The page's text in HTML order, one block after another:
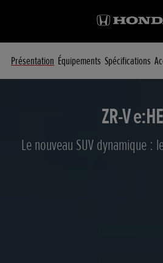
Présentation Équipements Spécifications
ZR-V
Le nouveau SUV dynamique :